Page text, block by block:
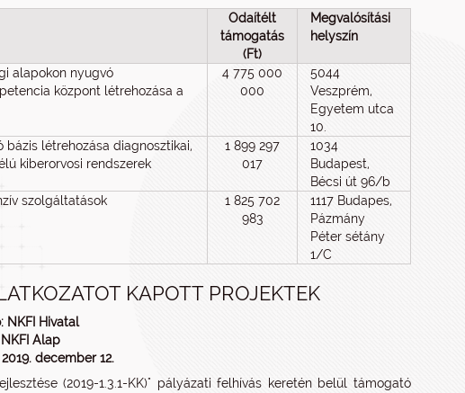
Odaítélt
támogatás
(Ft)
Megvalósítási
helyszín
alapokon nyugvó
központ létrehozása a
4 775 000
000
5044
Veszprém,
Egyetem utca
10.
bázis létrehozása diagnosztikai,
kiberorvosi rendszerek
1 899 297
017
1034
Budapest,
Bécsi út 96/b
szolgáltatások
1 825 702
983
1117 Budapes,
Pázmány
Péter sétány
1/C
KAPOTT PROJEKTEK
NKFI Hivatal
Alap
december 12.
(2019-1.3.1-KK)" pályázati felhívás keretén belül támogató